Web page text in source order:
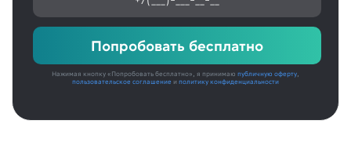
Попробовать бесплатно
Нажимая кнопку «Попробовать бесплатно», я принимаю публичную оферту,
пользовательское соглашение и политику конфиденциальности